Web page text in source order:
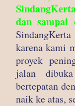
dan sampai
karena kami
proyek
jalan
bertepatan
naik ke atas,